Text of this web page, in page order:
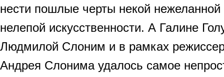
нести пошлые черты некой нежеланной
нелепой искусственности. А Галине
Людмилой Слоним и в рамках
Андрея Слонима удалось самое